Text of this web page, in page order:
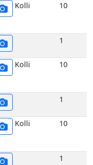
Kolli 10
1
Kolli 10
1
Kolli 10
1